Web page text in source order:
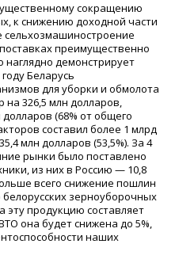
сокращению
к снижению доходной части
преимущественно
наглядно демонстрирует
Беларусь
для уборки и обмолота
на 326,5 млн долларов,
долларов (68% от общего
составил более 1 млрд
млн долларов (53,5%). За 4
рынки было поставлено
из них в Россию — 10,8
всего снижение пошлин
зерноуборочных
продукцию составляет
она будет снижена до 5%,
наших